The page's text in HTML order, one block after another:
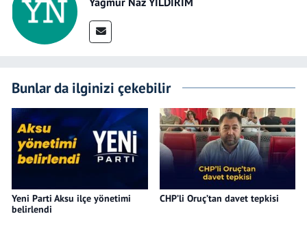
Bunlar da ilginizi çekebilir
Yeni Parti Aksu ilçe yönetimi
belirlendi
CHP’li Oruç’tan davet tepkisi